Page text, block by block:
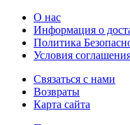
О нас
Информация о
Политика
Условия
Связаться с нами
Возвраты
Карта сайта